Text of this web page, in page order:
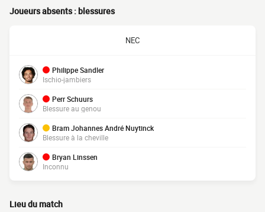
Joueurs absents : blessures
NEC
Philippe Sandler
Ischio-jambiers
Perr Schuurs
Blessure au genou
Bram Johannes André Nuytinck
Blessure à la cheville
Bryan Linssen
Inconnu
Lieu du match